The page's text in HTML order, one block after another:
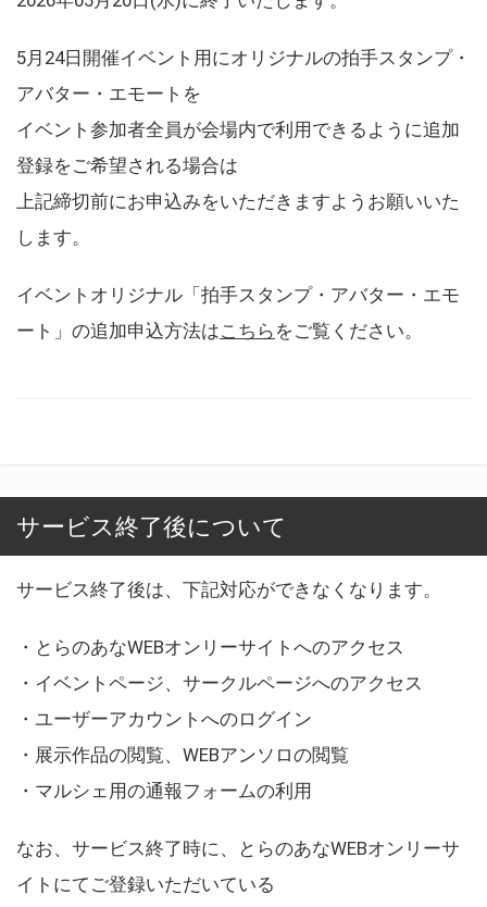
5月24日開催イベント用にオリジナルの拍手スタンプ・
アバター・エモートを
イベント参加者全員が会場内で利用できるように追加
登録をご希望される場合は
上記締切前にお申込みをいただきますようお願いいた
します。
イベントオリジナル「拍手スタンプ・アバター・エモ
ート」の追加申込方法はこちら をご覧ください。
サービス終了後について
サービス終了後は、下記対応ができなくなります。
・とらのあなWEBオンリーサイトへのアクセス
・イベントページ、サークルページへのアクセス
・ユーザーアカウントへのログイン
・展示作品の閲覧、WEBアンソロの閲覧
・マルシェ用の通報フォームの利用
なお、サービス終了時に、とらのあなWEBオンリーサ
イトにてご登録いただいている